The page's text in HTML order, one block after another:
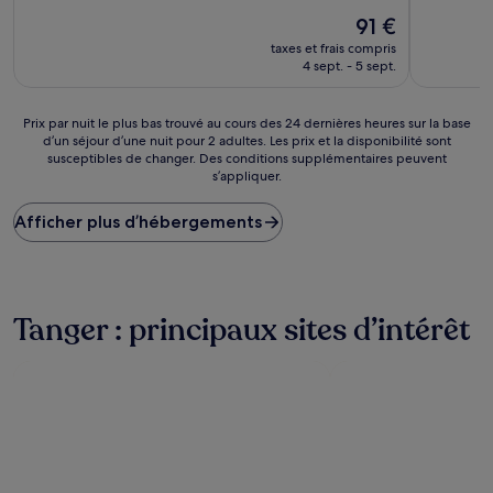
Le
nouveau
prix
91 €
91 €
taxes et frais compris
4 sept. - 5 sept.
Prix
plus
bas
trouvé
24 dernières
heures
Prix par nuit le plus bas trouvé au cours des 24 dernières heures sur la base
d’un séjour d’une nuit pour 2 adultes. Les prix et la disponibilité sont
susceptibles de changer. Des conditions supplémentaires peuvent
s’appliquer.
Afficher plus d’hébergements
Tanger : principaux sites d’intérêt